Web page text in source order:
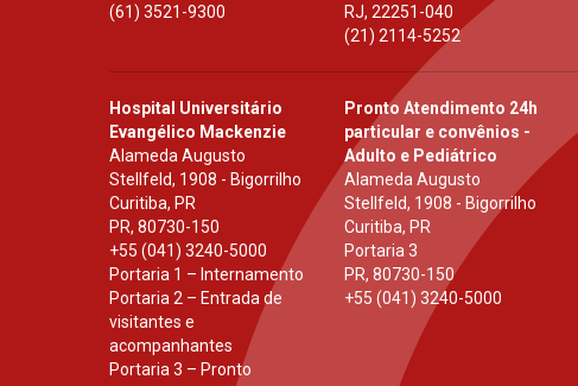
(61) 3521-9300
RJ,22251-040
(21) 2114-5252
Hospital Universitário
Evangélico Mackenzie
Alameda Augusto
Stellfeld, 1908 - Bigorrilho
Curitiba, PR
PR, 80730-150
+55 (041) 3240-5000
Portaria 1 – Internamento
Portaria 2 – Entrada de
visitantes e
acompanhantes
Portaria 3 – Pronto
Pronto Atendimento 24h
particular e convênios -
Adulto e Pediátrico
Alameda Augusto
Stellfeld, 1908 - Bigorrilho
Curitiba, PR
Portaria 3
PR,80730-150
+55 (041) 3240-5000